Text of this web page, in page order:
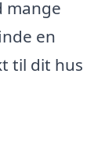
mange
en
til dit hus